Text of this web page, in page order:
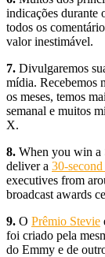
indicações durante
todos os
valor inestimável.
7. Divulgaremos
mídia. Recebemos
os meses, temos
semanal e muitos
X.
8. When you win a
deliver a 30-second
executives from
broadcast awards
9. O Prêmio Stevie
foi criado pela
do Emmy e de